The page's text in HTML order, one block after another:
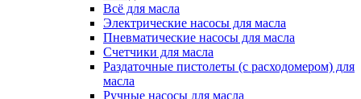
Всё для масла
Электрические насосы для масла
Пневматические насосы для масла
Счетчики для масла
Раздаточные пистолеты (с расходомером) для
масла
Ручные насосы для масла